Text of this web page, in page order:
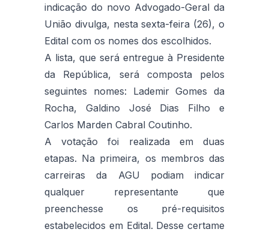
indicação do novo Advogado-Geral da
União divulga, nesta sexta-feira (26), o
Edital com os nomes dos escolhidos.
A lista, que será entregue à Presidente
da República, será composta pelos
seguintes nomes: Lademir Gomes da
Rocha, Galdino José Dias Filho e
Carlos Marden Cabral Coutinho.
A votação foi realizada em duas
etapas. Na primeira, os membros das
carreiras da AGU podiam indicar
qualquer representante que
preenchesse os pré-requisitos
estabelecidos em Edital. Desse certame